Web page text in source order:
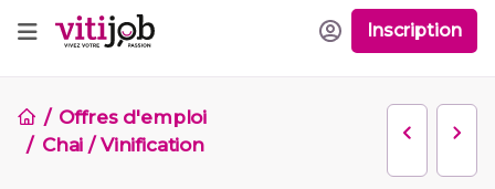
Inscription
Offres d'emploi
Chai / Vinification